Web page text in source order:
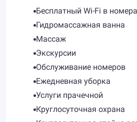
Бесплатный Wi-Fi в
Гидромассажная ванна
Массаж
Экскурсии
Обслуживание номеров
Ежедневная уборка
Услуги прачечной
Круглосуточная охрана